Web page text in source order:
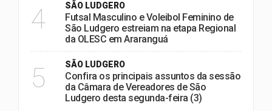
4 SÃO LUDGERO
Futsal Masculino e Voleibol Feminino de
São Ludgero estreiam na etapa Regional
da OLESC em Araranguá
5 SÃO LUDGERO
Confira os principais assuntos da sessão
da Câmara de Vereadores de São
Ludgero desta segunda-feira (3)